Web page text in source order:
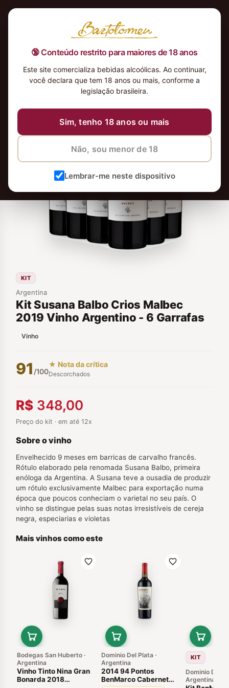
🔞 Conteúdo restrito para maiores de 18 anos
Este site comercializa bebidas alcoólicas. Ao continuar,
você declara que tem 18 anos ou mais, conforme a
legislação brasileira.
Sim, tenho 18 anos ou mais
Não, sou menor de 18
Lembrar-me neste dispositivo
KIT
Argentina
Kit Susana Balbo Crios Malbec
2019 Vinho Argentino - 6 Garrafas
Vinho
91/100
★ Nota da crítica
Descorchados
R$ 348,00
Preço do kit · em até 12x
Sobre o vinho
Envelhecido 9 meses em barricas de carvalho francês.
Rótulo elaborado pela renomada Susana Balbo, primeira
enóloga da Argentina. A Susana teve a ousadia de produzir
um rótulo exclusivamente Malbec para exportação numa
época que poucos conheciam o varietal no seu país. O
vinho se distingue pelas suas notas irresistíveis de cereja
negra, especiarias e violetas
Mais vinhos como este
Bodegas San Huberto ·
Argentina
Vinho Tinto Nina Gran
Bonarda 2018
Dominio Del Plata ·
Argentina
2014 94 Pontos
BenMarco Cabernet
KIT
Dominio Del
Argentina